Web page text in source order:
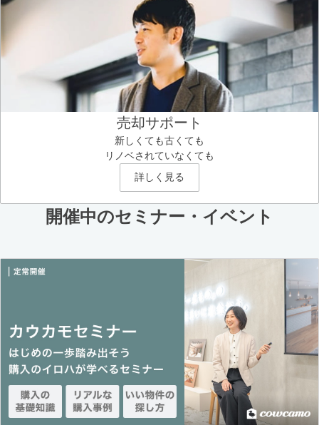
売却サポート
新しくても古くても
リノベされていなくても
詳しく見る
開催中のセミナー・イベント